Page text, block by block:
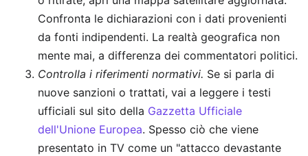
Confronta le dichiarazioni con i dati provenienti
da fonti indipendenti. La realtà geografica non
mente mai, a differenza dei commentatori politici.
Controlla i riferimenti normativi. Se si parla di
nuove sanzioni o trattati, vai a leggere i testi
ufficiali sul sito della Gazzetta Ufficiale
dell'Unione Europea. Spesso ciò che viene
presentato in TV come un "attacco devastante